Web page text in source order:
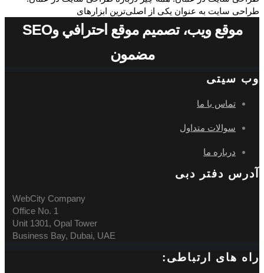
طراحی سایت به عنوان یکی از اصلی‌ترین ابزارهای
موقع ويب، تصميم موقع احترافي وSEO
مضمون
وب سیتی
تماس با ما
سوالات متداول
درباره ما
آدرس دفتر دبی
WebCity Company
Office No. 1
Unit 1301, Opal Tower
Business Bay, Dubai, UAE
راه های ارتباطی: